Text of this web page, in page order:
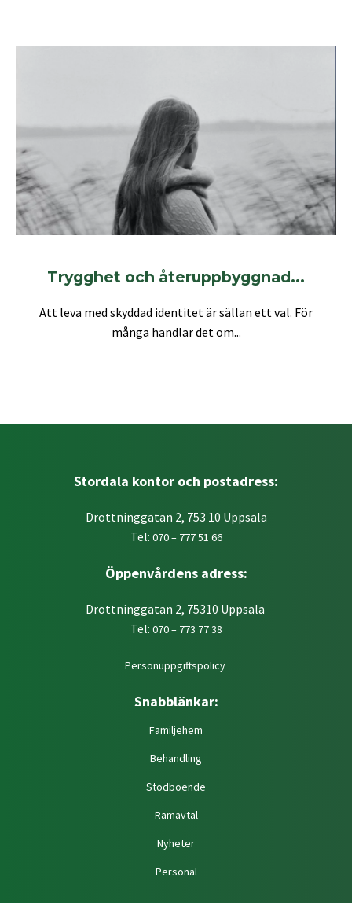
Trygghet och återuppbyggnad...
Att leva med skyddad identitet är sällan ett val. För
många handlar det om...
Stordala kontor och postadress:
Drottninggatan 2, 753 10 Uppsala
Tel: 070 – 777 51 66
Öppenvårdens adress:
Drottninggatan 2, 75310 Uppsala
Tel: 070 – 773 77 38
Personuppgiftspolicy
Snabblänkar:
Familjehem
Behandling
Stödboende
Ramavtal
Nyheter
Personal